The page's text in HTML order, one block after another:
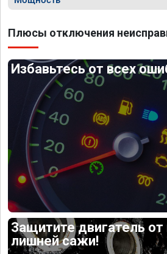
Плюсы отключения
Избавьтесь от всех
Защитите двигатель
лишней сажи!